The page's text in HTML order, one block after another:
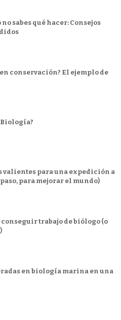
sabes qué hacer: Consejos
conservación? El ejemplo de
valientes para una expedición a
para mejorar el mundo)
trabajo de biólogo (o
en biología marina en una